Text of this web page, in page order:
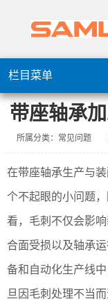
栏目菜单
带座轴承
所属分类：常见问题
在带座轴承生产与
个不起眼的小问题
看，毛刺不仅会影
合面受损以及轴承
备和自动化生产线
旦因毛刺处理不当